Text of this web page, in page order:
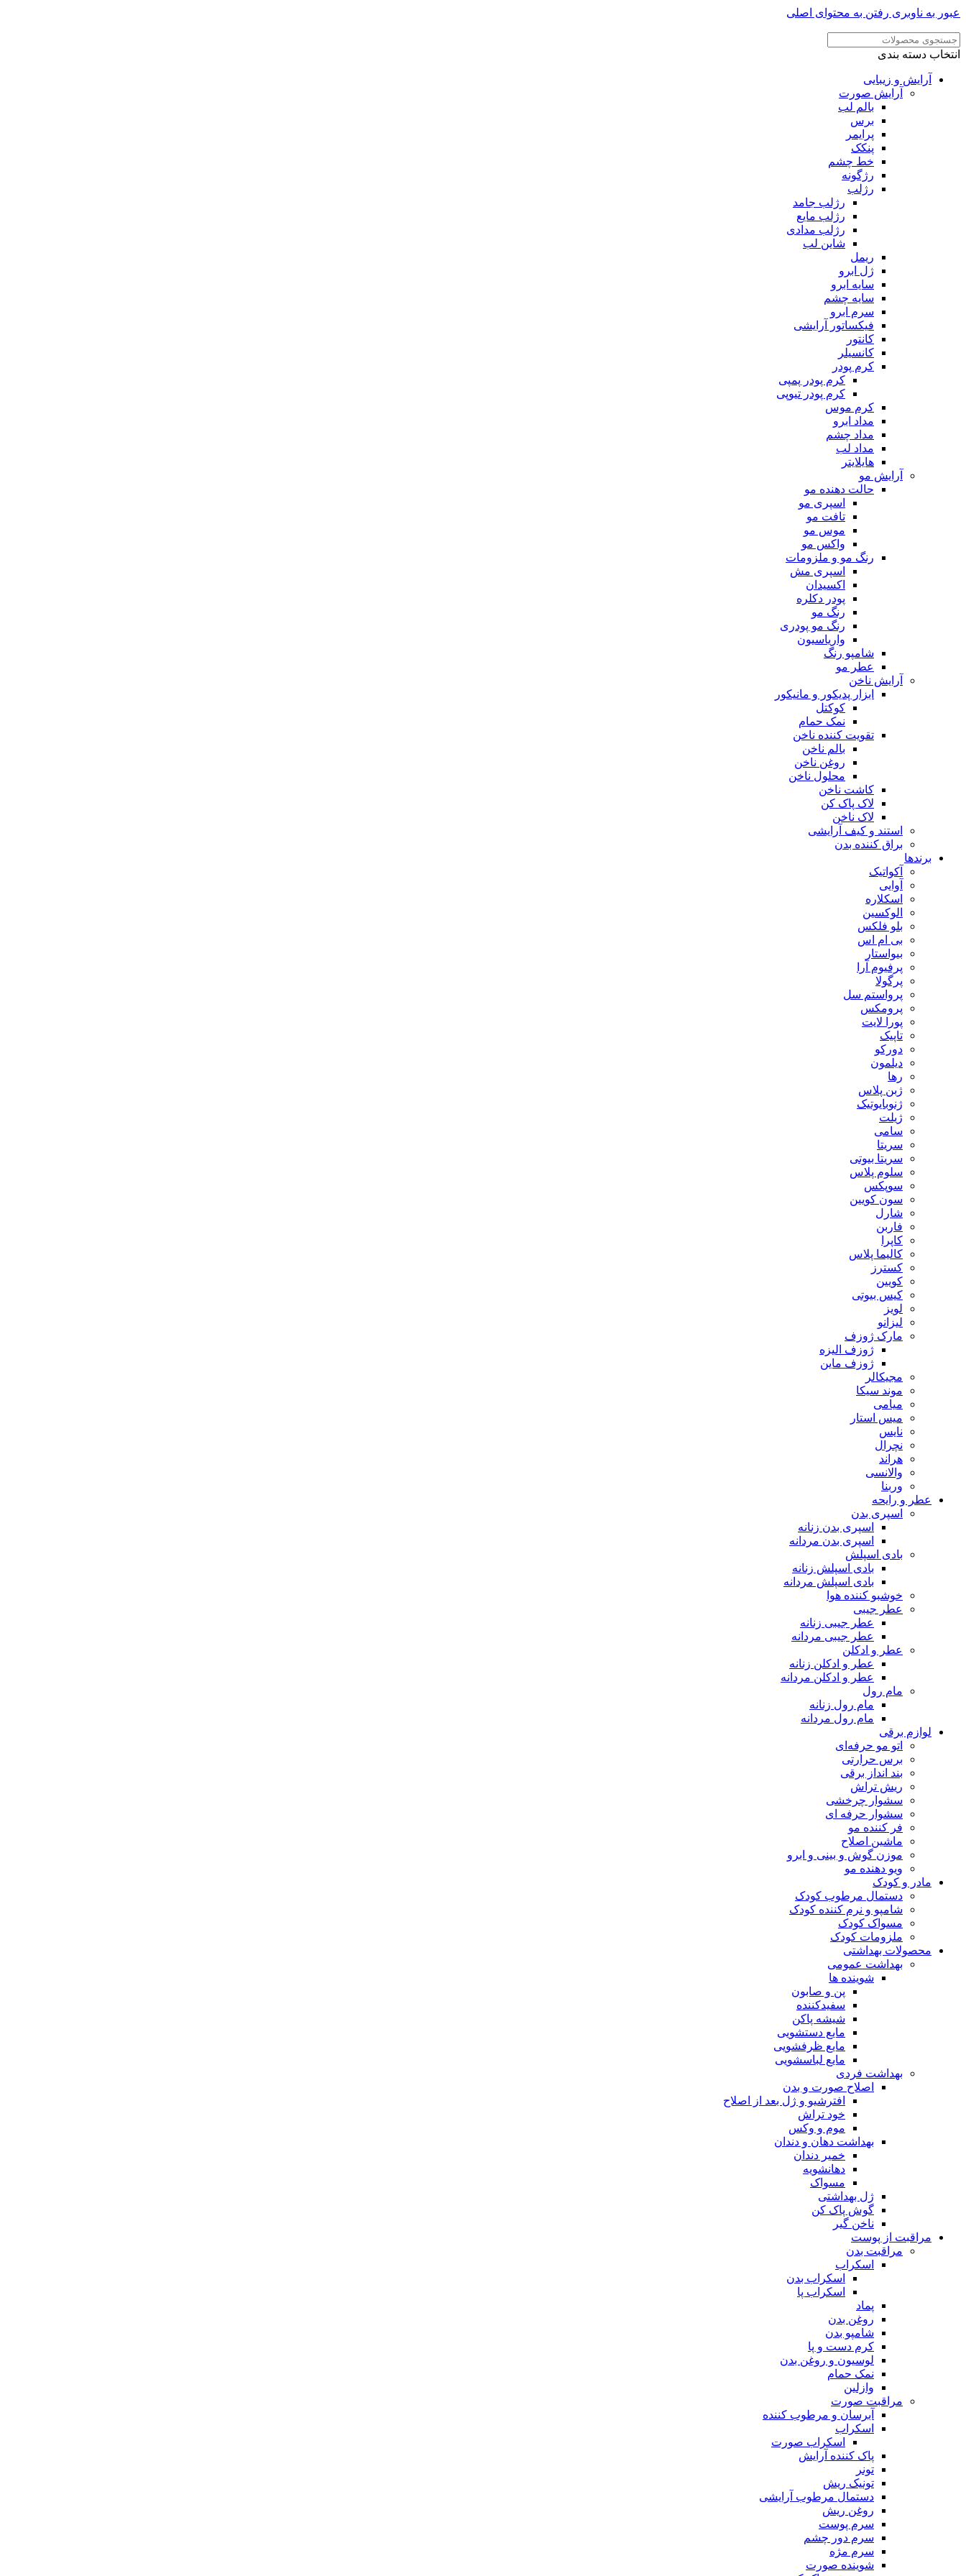
عبور به ناوبری رفتن به محتوای اصلی
انتخاب دسته بندی
آرایش و زیبایی
آرایش صورت
بالم لب
برس
پرایمر
پنکک
خط چشم
رژگونه
رژلب
رژلب جامد
رژلب مایع
رژلب مدادی
شاین لب
ریمل
ژل ابرو
سایه ابرو
سایه چشم
سرم ابرو
فیکساتور آرایشی
کانتور
کانسیلر
کرم پودر
کرم پودر پمپی
کرم پودر تیوپی
کرم موس
مداد ابرو
مداد چشم
مداد لب
هایلایتر
آرایش مو
حالت دهنده مو
اسپری مو
تافت مو
موس مو
واکس مو
رنگ مو و ملزومات
اسپری مش
اکسیدان
پودر دکلره
رنگ مو
رنگ مو پودری
واریاسیون
شامپو رنگ
عطر مو
آرایش ناخن
ابزار پدیکور و مانیکور
کوکتل
نمک حمام
تقویت کننده ناخن
بالم ناخن
روغن ناخن
محلول ناخن
کاشت ناخن
لاک پاک کن
لاک ناخن
استند و کیف آرایشی
براق کننده بدن
برندها
آکواتیک
آوایی
اسکلاره
الوکسین
بلو فلکس
بی ام اس
بیواستار
پرفیوم آرا
پرگولا
پرواستم سل
پرومکس
پورا لایت
تاپیک
دورکو
دیلمون
رها
ژبن پلاس
ژنوبایوتیک
ژیلت
سامی
سریتا
سریتا بیوتی
سلوم پلاس
سوپکس
سون کویین
شارل
فاربن
کاپرا
کالیما پلاس
کسترز
کویین
کیس بیوتی
لویز
لیزانو
مارک ژوزف
ژوزف الیزه
ژوزف ماین
مجیکالر
موند سیکا
میامی
میس استار
نایس
نچرال
هراند
والانسی
وربنا
عطر و رایحه
اسپری بدن
اسپری بدن زنانه
اسپری بدن مردانه
بادی اسپلش
بادی اسپلش زنانه
بادی اسپلش مردانه
خوشبو کننده هوا
عطر جیبی
عطر جیبی زنانه
عطر جیبی مردانه
عطر و ادکلن
عطر و ادکلن زنانه
عطر و ادکلن مردانه
مام رول
مام رول زنانه
مام رول مردانه
لوازم برقی
اتو مو حرفه‌ای
برس حرارتی
بند انداز برقی
ریش تراش
سشوار چرخشی
سشوار حرفه ای
فر کننده‌ مو
ماشین اصلاح
موزن گوش و بینی و ابرو
ویو دهنده مو
مادر و کودک
دستمال مرطوب کودک
شامپو و نرم کننده کودک
مسواک کودک
ملزومات کودک
محصولات بهداشتی
بهداشت عمومی
شوینده ها
پن و صابون
سفیدکننده
شیشه پاکن
مایع دستشویی
مایع ظرفشویی
مایع لباسشویی
بهداشت فردی
اصلاح صورت و بدن
افترشیو و ژل بعد از اصلاح
خود تراش
موم و وکس
بهداشت دهان و دندان
خمیر دندان
دهانشویه
مسواک
ژل بهداشتی
گوش پاک کن
ناخن گیر
مراقبت از پوست
مراقبت بدن
اسکراب
اسکراب بدن
اسکراب پا
پماد
روغن بدن
شامپو بدن
کرم دست و پا
لوسیون و روغن بدن
نمک حمام
وازلین
مراقبت صورت
آبرسان و مرطوب کننده
اسکراب
اسکراب صورت
پاک کننده آرایش
تونر
تونیک ریش
دستمال مرطوب آرایشی
روغن ریش
سرم پوست
سرم دور چشم
سرم مژه
شوینده صورت